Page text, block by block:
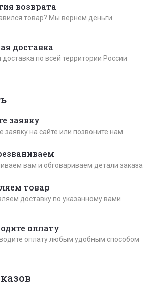
возврата
товар? Мы вернем деньги
доставка
по всей территории России
заявку
заявку на сайте или позвоните нам
вам и обговариваем детали заказа
товар
доставку по указанному вами
оплату
оплату любым удобным способом